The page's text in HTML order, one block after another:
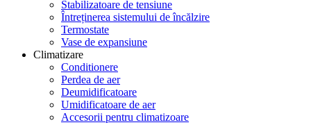
Stabilizatoare de tensiune
Întreținerea sistemului de încălzire
Termostate
Vase de expansiune
Climatizare
Conditionere
Perdea de aer
Deumidificatoare
Umidificatoare de aer
Accesorii pentru climatizoare